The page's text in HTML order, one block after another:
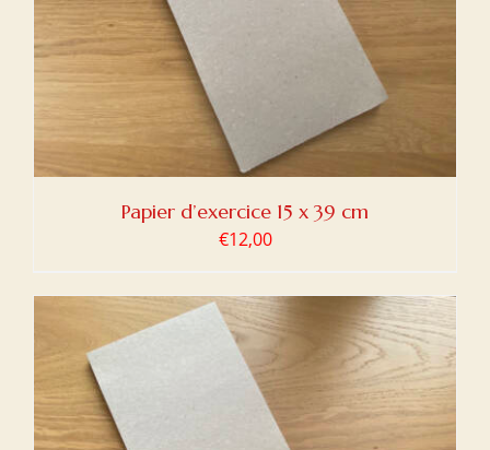
Papier d’exercice 15 x 39 cm
€12,00